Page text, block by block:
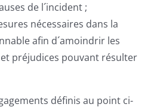
de l´incident ;
nécessaires dans la
afin d´amoindrir les
préjudices pouvant résulter
définis au point ci-